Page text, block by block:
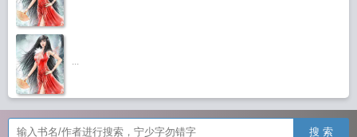
...
搜 索